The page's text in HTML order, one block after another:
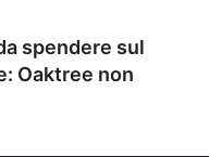
spendere sul
Oaktree non